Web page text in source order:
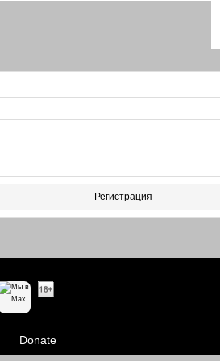
Регистрация
Donate